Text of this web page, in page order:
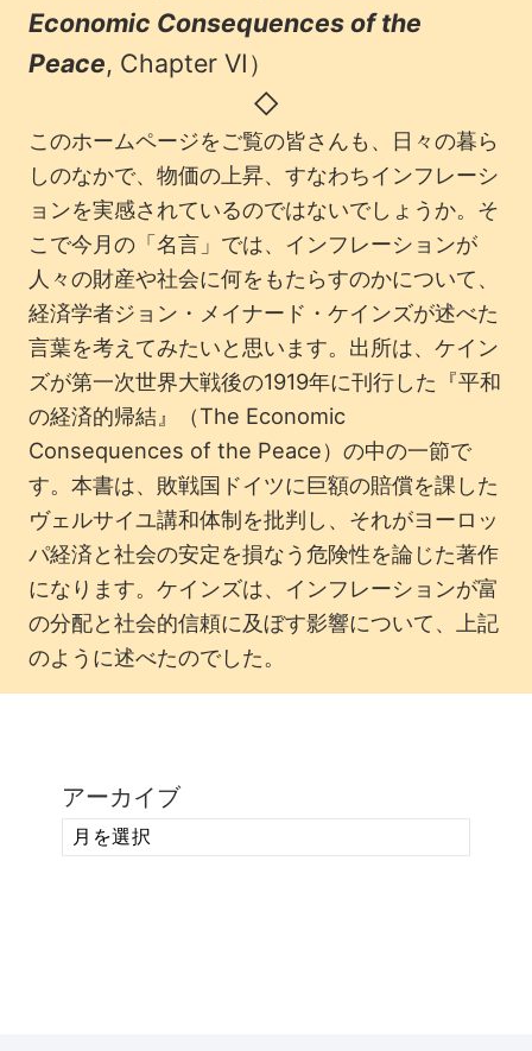
Economic Consequences of the
Peace, Chapter VI）
◇
このホームページをご覧の皆さんも、日々の暮ら
しのなかで、物価の上昇、すなわちインフレーシ
ョンを実感されているのではないでしょうか。そ
こで今月の「名言」では、インフレーションが
人々の財産や社会に何をもたらすのかについて、
経済学者ジョン・メイナード・ケインズが述べた
言葉を考えてみたいと思います。出所は、ケイン
ズが第一次世界大戦後の1919年に刊行した『平和
の経済的帰結』（The Economic
Consequences of the Peace）の中の一節で
す。本書は、敗戦国ドイツに巨額の賠償を課した
ヴェルサイユ講和体制を批判し、それがヨーロッ
パ経済と社会の安定を損なう危険性を論じた著作
になります。ケインズは、インフレーションが富
の分配と社会的信頼に及ぼす影響について、上記
のように述べたのでした。
アーカイブ